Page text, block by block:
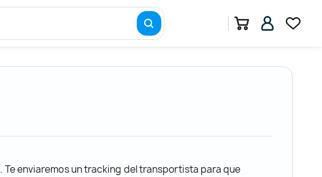
. Te enviaremos un tracking del transportista para que